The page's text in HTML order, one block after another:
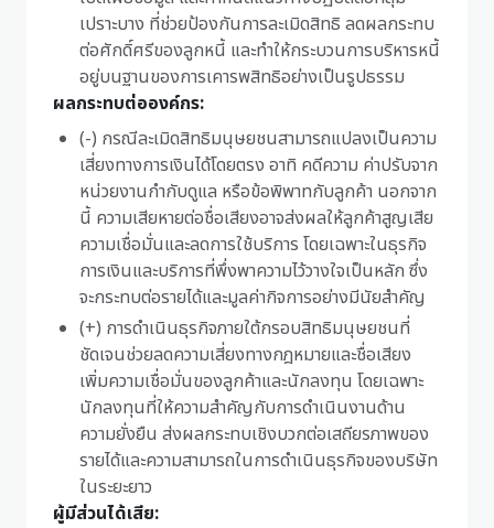
เปราะบาง ที่ช่วยป้องกันการละเมิดสิทธิ ลดผลกระทบ
ต่อศักดิ์ศรีของลูกหนี้ และทำให้กระบวนการบริหารหนี้
อยู่บนฐานของการเคารพสิทธิอย่างเป็นรูปธรรม
ผลกระทบต่อองค์กร:
(-) กรณีละเมิดสิทธิมนุษยชนสามารถแปลงเป็นความ
เสี่ยงทางการเงินได้โดยตรง อาทิ คดีความ ค่าปรับจาก
หน่วยงานกำกับดูแล หรือข้อพิพาทกับลูกค้า นอกจาก
นี้ ความเสียหายต่อชื่อเสียงอาจส่งผลให้ลูกค้าสูญเสีย
ความเชื่อมั่นและลดการใช้บริการ โดยเฉพาะในธุรกิจ
การเงินและบริการที่พึ่งพาความไว้วางใจเป็นหลัก ซึ่ง
จะกระทบต่อรายได้และมูลค่ากิจการอย่างมีนัยสำคัญ
(+) การดำเนินธุรกิจภายใต้กรอบสิทธิมนุษยชนที่
ชัดเจนช่วยลดความเสี่ยงทางกฎหมายและชื่อเสียง
เพิ่มความเชื่อมั่นของลูกค้าและนักลงทุน โดยเฉพาะ
นักลงทุนที่ให้ความสำคัญกับการดำเนินงานด้าน
ความยั่งยืน ส่งผลกระทบเชิงบวกต่อเสถียรภาพของ
รายได้และความสามารถในการดำเนินธุรกิจของบริษัท
ในระยะยาว
ผู้มีส่วนได้เสีย: